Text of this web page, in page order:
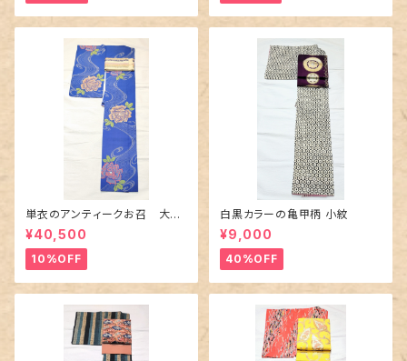
単衣のアンティークお召 大輪
の薔薇柄柄
¥40,500
10%OFF
白黒カラーの亀甲柄 小紋
¥9,000
40%OFF